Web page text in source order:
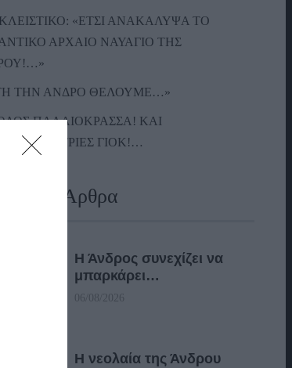
«ΕΤΣΙ ΑΝΑΚΑΛΥΨΑ ΤΟ
ΑΡΧΑΙΟ ΝΑΥΑΓΙΟ ΤΗΣ
ΤΗΝ ΑΝΔΡΟ ΘΕΛΟΥΜΕ…»
ΠΑΛΑIΟΚΡΑΣΣΑ! ΚΑΙ
ΓΙΟΚ!…
Άρθρα
Η Άνδρος συνεχίζει να
μπαρκάρει…
06/08/2026
Η νεολαία της Άνδρου